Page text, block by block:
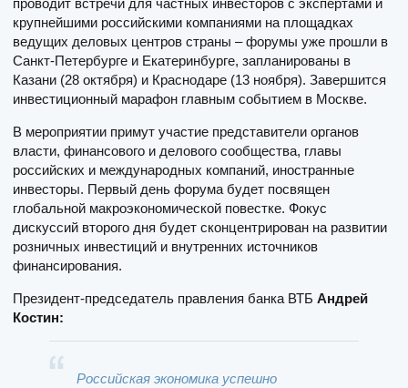
крупнейшими российскими компаниями на площадках
ведущих деловых центров страны – форумы уже прошли в
Санкт-Петербурге и Екатеринбурге, запланированы в
Казани (28 октября) и Краснодаре (13 ноября). Завершится
инвестиционный марафон главным событием в Москве.
В мероприятии примут участие представители органов
власти, финансового и делового сообщества, главы
российских и международных компаний, иностранные
инвесторы. Первый день форума будет посвящен
глобальной макроэкономической повестке. Фокус
дискуссий второго дня будет сконцентрирован на развитии
розничных инвестиций и внутренних источников
финансирования.
Президент-председатель правления банка ВТБ Андрей
Костин:
Российская экономика успешно